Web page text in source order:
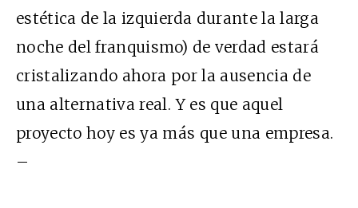
estética de la izquierda durante la larga
noche del franquismo) de verdad estará
cristalizando ahora por la ausencia de
una alternativa real. Y es que aquel
proyecto hoy es ya más que una empresa.
–